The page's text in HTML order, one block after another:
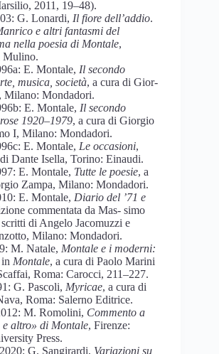
2011, 19–48).
G. Lonardi, Il fiore dell’addio.
e altri fantasmi del
nella poesia di Montale,
Mulino.
E. Montale, Il secondo
musica, società, a cura di Gior-
Milano: Mondadori.
E. Montale, Il secondo
1920–1979, a cura di Giorgio
I, Milano: Mondadori.
E. Montale, Le occasioni,
Dante Isella, Torino: Einaudi.
E. Montale, Tutte le poesie, a
Zampa, Milano: Mondadori.
E. Montale, Diario del ’71 e
commentata da Mas- simo
di Angelo Jacomuzzi e
Milano: Mondadori.
M. Natale, Montale e i moderni:
Montale, a cura di Paolo Marini
Roma: Carocci, 211–227.
G. Pascoli, Myricae, a cura di
Roma: Salerno Editrice.
M. Romolini, Commento a
e altro» di Montale, Firenze:
Press.
G. Sangirardi, Variazioni su